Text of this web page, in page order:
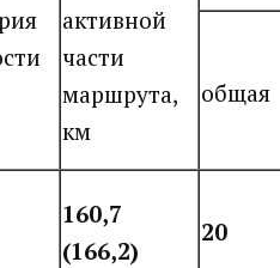
активной
части
маршрута,
км
общая
160,7
(166,2)
20